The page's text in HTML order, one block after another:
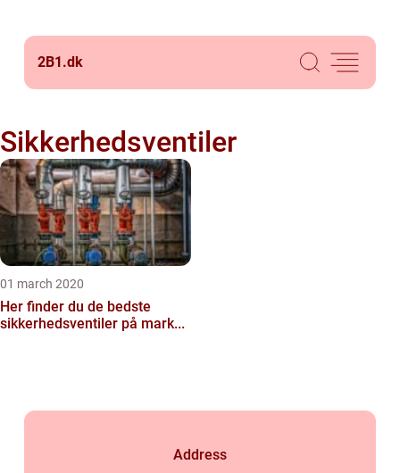
2B1.dk
Sikkerhedsventiler
01 march 2020
Her finder du de bedste
sikkerhedsventiler på mark...
Address